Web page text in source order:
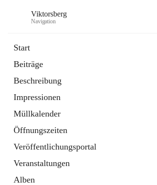
Viktorsberg
Navigation
Start
Beiträge
Beschreibung
Impressionen
Müllkalender
Öffnungszeiten
Veröffentlichungsportal
Veranstaltungen
Alben